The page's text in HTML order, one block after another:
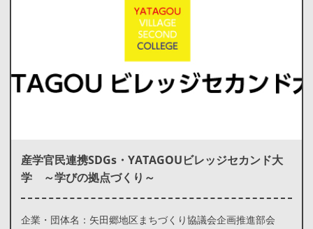
産学官民連携SDGs・YATAGOUビレッジセカンド大
学 ～学びの拠点づくり～
企業・団体名：矢田郷地区まちづくり協議会企画推進部会